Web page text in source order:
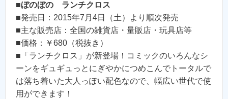
■ぼのぼの ランチクロス
■発売日：2015年7月4日（土）より順次発売
■主な販売店：全国の雑貨店・量販店・玩具店等
■価格：￥680（税抜き）
■「ランチクロス」が新登場！コミックのいろんなシ
ーンをギュギュっとにぎやかにつめこんでトータルで
は落ち着いた大人っぽい配色なので、幅広い世代で使
用ができます！